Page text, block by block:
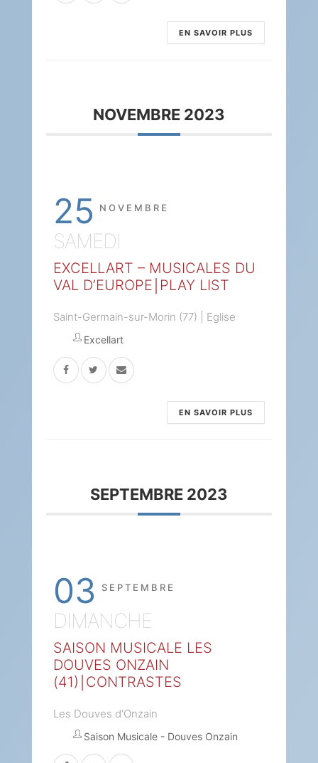
EN SAVOIR PLUS
NOVEMBRE 2023
25 NOVEMBRE
SAMEDI
EXCELLART – MUSICALES DU
VAL D’EUROPE￨PLAY LIST
Saint-Germain-sur-Morin (77) | Eglise
Excellart
EN SAVOIR PLUS
SEPTEMBRE 2023
03 SEPTEMBRE
DIMANCHE
SAISON MUSICALE LES
DOUVES ONZAIN
(41)￨CONTRASTES
Les Douves d'Onzain
Saison Musicale - Douves Onzain